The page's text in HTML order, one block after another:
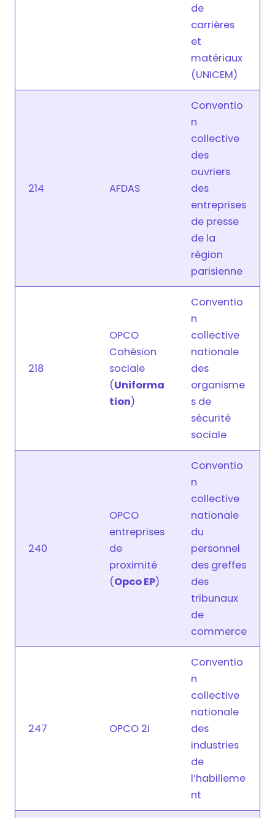
de
carrières
et
matériaux
(UNICEM)
214 AFDAS
Conventio
n
collective
des
ouvriers
des
entreprises
de presse
de la
région
parisienne
218
OPCO
Cohésion
sociale
(Uniforma
tion)
Conventio
n
collective
nationale
des
organisme
s de
sécurité
sociale
240
OPCO
entreprises
de
proximité
(Opco EP)
Conventio
n
collective
nationale
du
personnel
des greffes
des
tribunaux
de
commerce
247 OPCO 2i
Conventio
n
collective
nationale
des
industries
de
l’habilleme
nt